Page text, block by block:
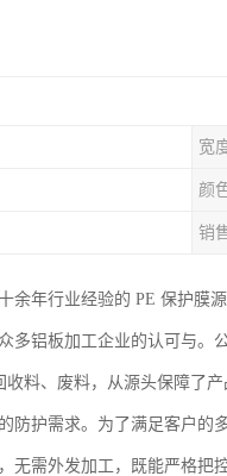
宽
颜
销
余年行业经验的 PE 保护膜
多铝板加工企业的认可与。
料、废料，从源头保障了
防护需求。为了满足客户
无需外发加工，既能严格把